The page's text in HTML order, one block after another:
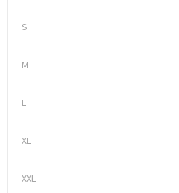
S
M
L
XL
XXL